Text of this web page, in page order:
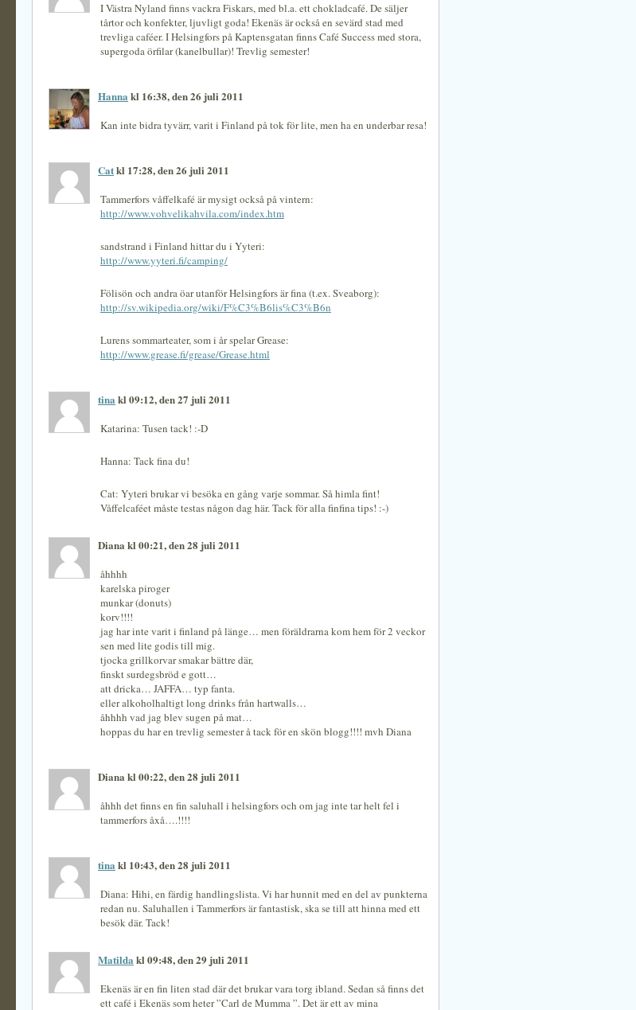
I Västra Nyland finns vackra Fiskars, med bl.a. ett chokladcafé. De säljer
tårtor och konfekter, ljuvligt goda! Ekenäs är också en sevärd stad med
trevliga caféer. I Helsingfors på Kaptensgatan finns Café Success med stora,
supergoda örfilar (kanelbullar)! Trevlig semester!
Hanna kl 16:38, den 26 juli 2011
Kan inte bidra tyvärr, varit i Finland på tok för lite, men ha en underbar resa!
Catkl 17:28, den 26 juli 2011
Tammerfors våffelkafé är mysigt också på vintern:
http://www.vohvelikahvila.com/index.htm
sandstrand i Finland hittar du i Yyteri:
http://www.yyteri.fi/camping/
Fölisön och andra öar utanför Helsingfors är fina (t.ex. Sveaborg):
http://sv.wikipedia.org/wiki/F%C3%B6lis%C3%B6n
Lurens sommarteater, som i år spelar Grease:
http://www.grease.fi/grease/Grease.html
tina kl 09:12, den 27 juli 2011
Katarina: Tusen tack! :-D
Hanna: Tack fina du!
Cat: Yyteri brukar vi besöka en gång varje sommar. Så himla fint!
Våffelcaféet måste testas någon dag här. Tack för alla finfina tips! :-)
Diana kl 00:21, den 28 juli 2011
åhhhh
karelska piroger
munkar (donuts)
korv!!!!
jag har inte varit i finland på länge… men föräldrarna kom hem för 2 veckor
sen med lite godis till mig.
tjocka grillkorvar smakar bättre där,
finskt surdegsbröd e gott…
att dricka… JAFFA… typ fanta.
eller alkoholhaltigt long drinks från hartwalls…
åhhhh vad jag blev sugen på mat…
hoppas du har en trevlig semester å tack för en skön blogg!!!! mvh Diana
Diana kl 00:22, den 28 juli 2011
åhhh det finns en fin saluhall i helsingfors och om jag inte tar helt fel i
tammerfors åxå….!!!!
tina kl 10:43, den 28 juli 2011
Diana: Hihi, en färdig handlingslista. Vi har hunnit med en del av punkterna
redan nu. Saluhallen i Tammerfors är fantastisk, ska se till att hinna med ett
besök där. Tack!
Matilda kl 09:48, den 29 juli 2011
Ekenäs är en fin liten stad där det brukar vara torg ibland. Sedan så finns det
ett café i Ekenäs som heter ”Carl de Mumma ”. Det är ett av mina